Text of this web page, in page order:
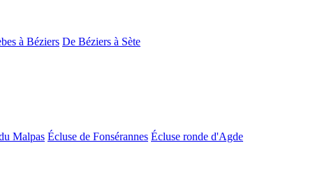
à Béziers De Béziers à Sète
Malpas Écluse de Fonsérannes Écluse ronde d'Agde